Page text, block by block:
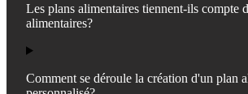
Les plans alimentaires tiennent-ils compte
alimentaires?
Comment se déroule la création d'un plan